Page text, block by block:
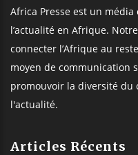
Africa Presse est un
l’actualité en Afrique.
connecter l’Afrique au
moyen de communication
promouvoir la diversité du
l'actualité.
Articles Récents